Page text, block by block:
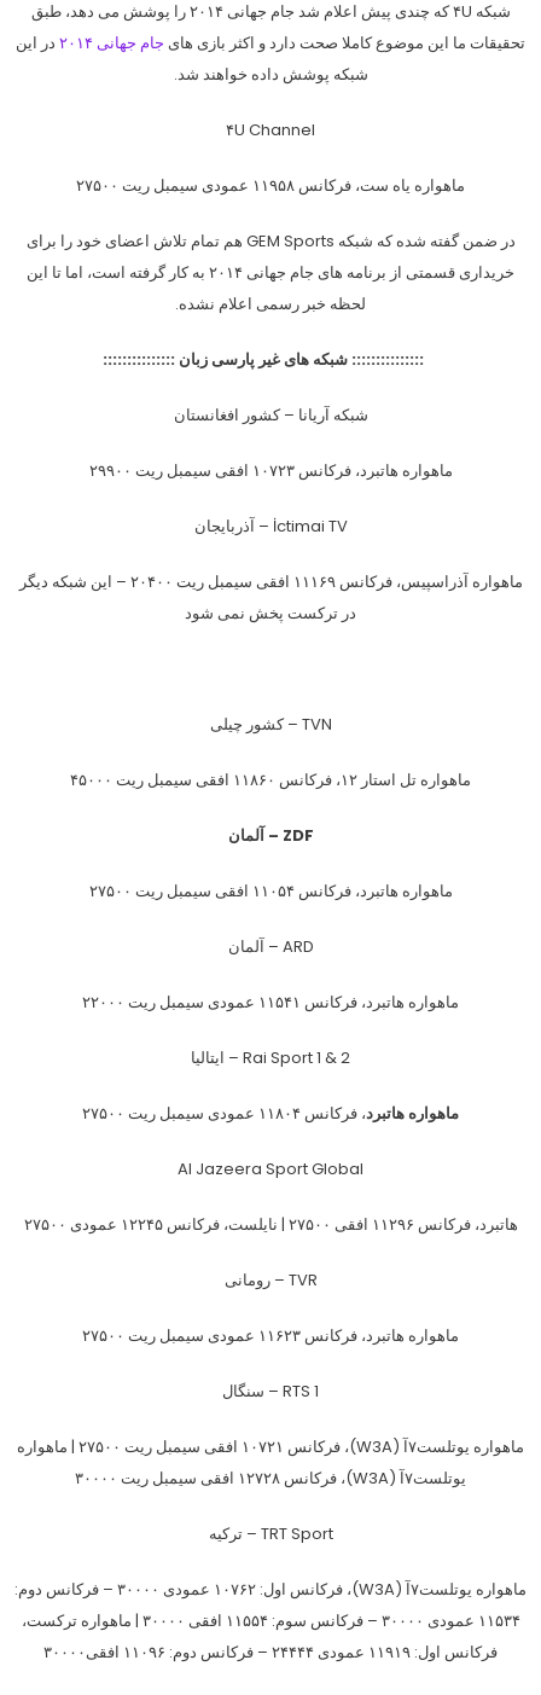
شبکه ۴U که چندی پیش اعلام شد جام جهانی ۲۰۱۴ را پوشش می دهد، طبق
تحقیقات ما این موضوع کاملا صحت دارد و اکثر بازی های جام جهانی ۲۰۱۴
در این
شبکه پوشش داده خواهند شد.
۴U Channel
ماهواره یاه ست، فرکانس ۱۱۹۵۸ عمودی سیمبل ریت ۲۷۵۰۰
در ضمن گفته شده که شبکه GEM Sports هم تمام تلاش اعضای خود را برای
خریداری قسمتی از برنامه های جام جهانی ۲۰۱۴ به کار گرفته است، اما تا این
لحظه خبر رسمی اعلام نشده.
::::::::::::::: شبکه های غیر پارسی زبان :::::::::::::::
شبکه آریانا – کشور افغانستان
ماهواره هاتبرد، فرکانس ۱۰۷۲۳ افقی سیمبل ریت ۲۹۹۰۰
İctimai TV – آذربایجان
ماهواره آذراسپیس، فرکانس ۱۱۱۶۹ افقی سیمبل ریت ۲۰۴۰۰ – این شبکه دیگر
در ترکست پخش نمی شود
TVN – کشور چیلی
ماهواره تل استار ۱۲، فرکانس ۱۱۸۶۰ افقی سیمبل ریت ۴۵۰۰۰
ZDF – آلمان
ماهواره هاتبرد، فرکانس ۱۱۰۵۴ افقی سیمبل ریت ۲۷۵۰۰
ARD – آلمان
ماهواره هاتبرد، فرکانس ۱۱۵۴۱ عمودی سیمبل ریت ۲۲۰۰۰
Rai Sport 1 & 2 – ایتالیا
ماهواره هاتبرد، فرکانس ۱۱۸۰۴ عمودی سیمبل ریت ۲۷۵۰۰
Al Jazeera Sport Global
هاتبرد، فرکانس ۱۱۲۹۶ افقی ۲۷۵۰۰ | نایلست، فرکانس ۱۲۲۴۵ عمودی ۲۷۵۰۰
TVR – رومانی
ماهواره هاتبرد، فرکانس ۱۱۶۲۳ عمودی سیمبل ریت ۲۷۵۰۰
RTS 1 – سنگال
ماهواره یوتلست۷آ (W3A)، فرکانس ۱۰۷۲۱ افقی سیمبل ریت ۲۷۵۰۰ | ماهواره
یوتلست۷آ (W3A)، فرکانس ۱۲۷۲۸ افقی سیمبل ریت ۳۰۰۰۰
TRT Sport – ترکیه
ماهواره یوتلست۷آ (W3A)، فرکانس اول: ۱۰۷۶۲ عمودی ۳۰۰۰۰ – فرکانس دوم:
۱۱۵۳۴ عمودی ۳۰۰۰۰ – فرکانس سوم: ۱۱۵۵۴ افقی ۳۰۰۰۰ | ماهواره ترکست،
فرکانس اول: ۱۱۹۱۹ عمودی ۲۴۴۴۴ – فرکانس دوم: ۱۱۰۹۶ افقی۳۰۰۰۰